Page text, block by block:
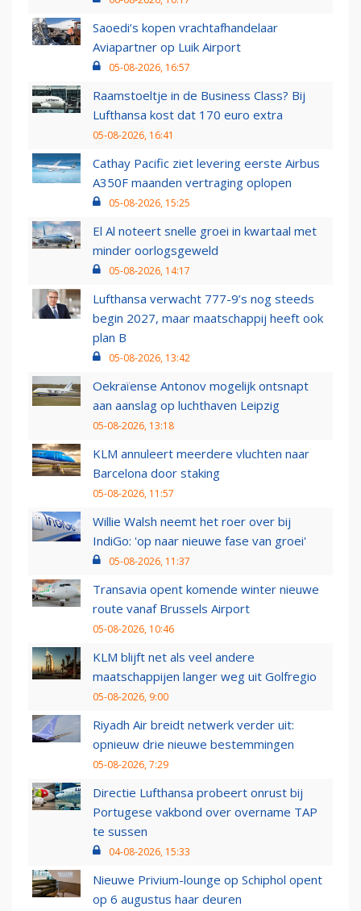
Saoedi’s kopen vrachtafhandelaar
Aviapartner op Luik Airport
05-08-2026, 16:57
Raamstoeltje in de Business Class? Bij
Lufthansa kost dat 170 euro extra
05-08-2026, 16:41
Cathay Pacific ziet levering eerste Airbus
A350F maanden vertraging oplopen
05-08-2026, 15:25
El Al noteert snelle groei in kwartaal met
minder oorlogsgeweld
05-08-2026, 14:17
Lufthansa verwacht 777-9’s nog steeds
begin 2027, maar maatschappij heeft ook
plan B
05-08-2026, 13:42
Oekraïense Antonov mogelijk ontsnapt
aan aanslag op luchthaven Leipzig
05-08-2026, 13:18
KLM annuleert meerdere vluchten naar
Barcelona door staking
05-08-2026, 11:57
Willie Walsh neemt het roer over bij
IndiGo: 'op naar nieuwe fase van groei'
05-08-2026, 11:37
Transavia opent komende winter nieuwe
route vanaf Brussels Airport
05-08-2026, 10:46
KLM blijft net als veel andere
maatschappijen langer weg uit Golfregio
05-08-2026, 9:00
Riyadh Air breidt netwerk verder uit:
opnieuw drie nieuwe bestemmingen
05-08-2026, 7:29
Directie Lufthansa probeert onrust bij
Portugese vakbond over overname TAP
te sussen
04-08-2026, 15:33
Nieuwe Privium-lounge op Schiphol opent
op 6 augustus haar deuren